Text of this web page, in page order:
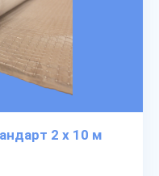
2 х 10 м